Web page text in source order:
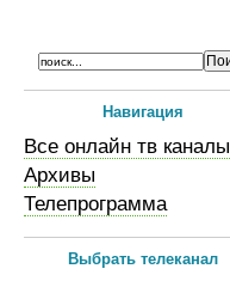
Навигация
Все онлайн тв каналы
Архивы
Телепрограмма
Выбрать телеканал